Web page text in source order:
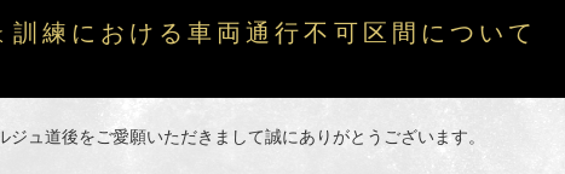
訓練における車両通行不可区間について
ジュ道後をご愛願いただきまして誠にありがとうございます。